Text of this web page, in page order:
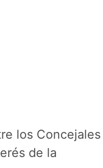
los Concejales
de la